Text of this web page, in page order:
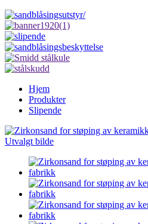
Hjem
Produkter
Slipende